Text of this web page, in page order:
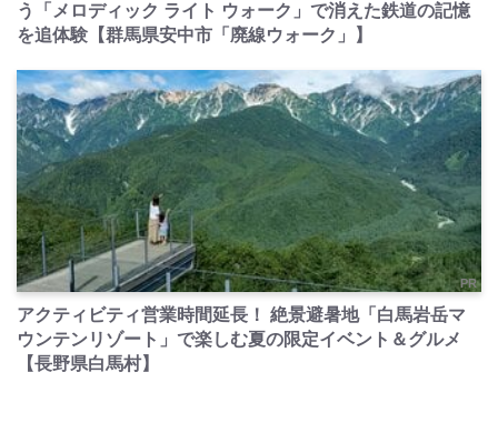
う「メロディック ライト ウォーク」で消えた鉄道の記憶
を追体験【群馬県安中市「廃線ウォーク」】
PR
アクティビティ営業時間延長！ 絶景避暑地「白馬岩岳マ
ウンテンリゾート」で楽しむ夏の限定イベント＆グルメ
【長野県白馬村】